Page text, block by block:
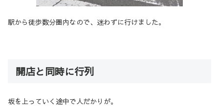
駅から徒歩数分圏内なので、迷わずに行けました。
開店と同時に行列
坂を上っていく途中で人だかりが。